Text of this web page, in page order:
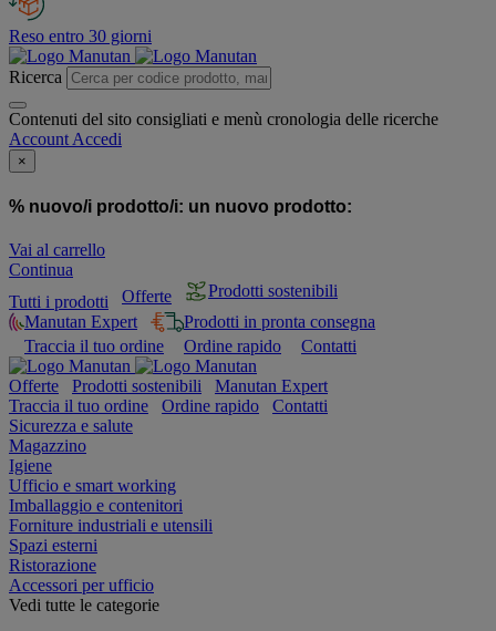
Reso entro 30 giorni
Ricerca
Contenuti del sito consigliati e menù cronologia delle ricerche
Account Accedi
×
% nuovo/i prodotto/i: un nuovo prodotto:
Vai al carrello
Continua
Tutti i prodotti
Offerte
Prodotti sostenibili
Manutan Expert
Prodotti in pronta consegna
Traccia il tuo ordine
Ordine rapido Contatti
Offerte Prodotti sostenibili
Manutan Expert
Traccia il tuo ordine
Ordine rapido
Contatti
Sicurezza e salute
Magazzino
Igiene
Ufficio e smart working
Imballaggio e contenitori
Forniture industriali e utensili
Spazi esterni
Ristorazione
Accessori per ufficio
Vedi tutte le categorie